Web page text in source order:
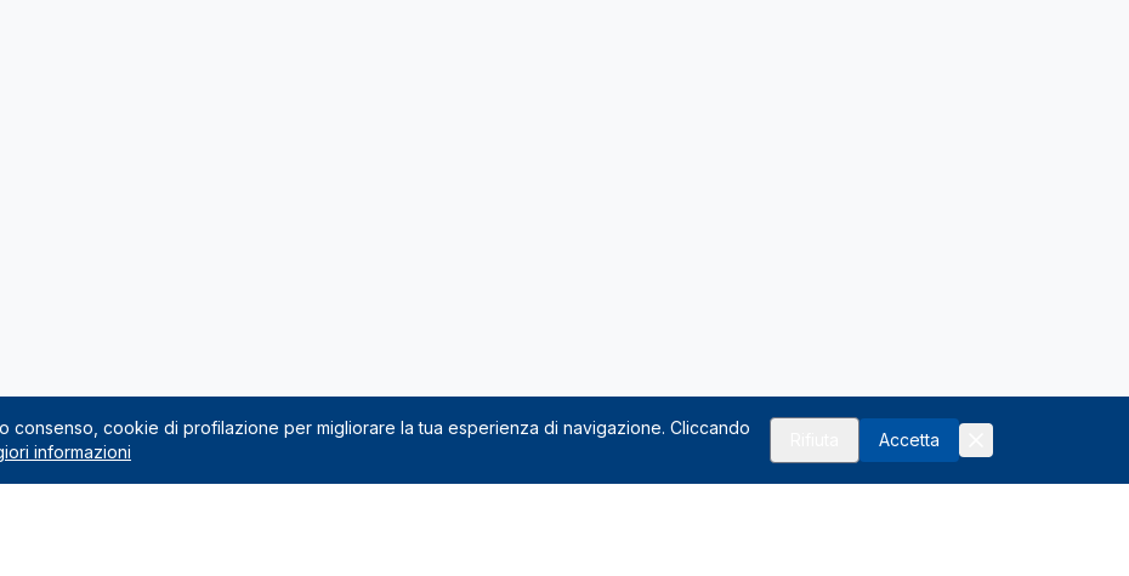
consenso, cookie di profilazione per migliorare la tua esperienza di navigazione. Cliccando
informazioni
Accetta